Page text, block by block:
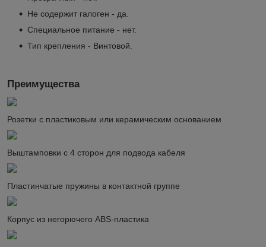
Не содержит галоген - да.
Специальное питание - нет.
Тип крепления - Винтовой.
Преимущества
Розетки с пластиковым или керамическим основанием
Выштамповки с 4 сторон для подвода кабеля
Пластинчатые пружины в контактной группе
Корпус из негорючего ABS-пластика